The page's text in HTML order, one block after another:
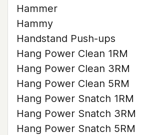
Hammer
Hammy
Handstand Push-ups
Hang Power Clean 1RM
Hang Power Clean 3RM
Hang Power Clean 5RM
Hang Power Snatch 1RM
Hang Power Snatch 3RM
Hang Power Snatch 5RM